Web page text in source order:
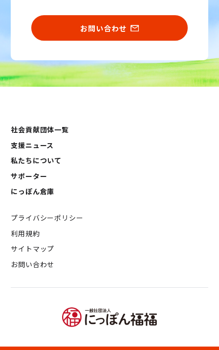
お問い合わせ
社会貢献団体一覧
支援ニュース
私たちについて
サポーター
にっぽん倉庫
プライバシーポリシー
利用規約
サイトマップ
お問い合わせ